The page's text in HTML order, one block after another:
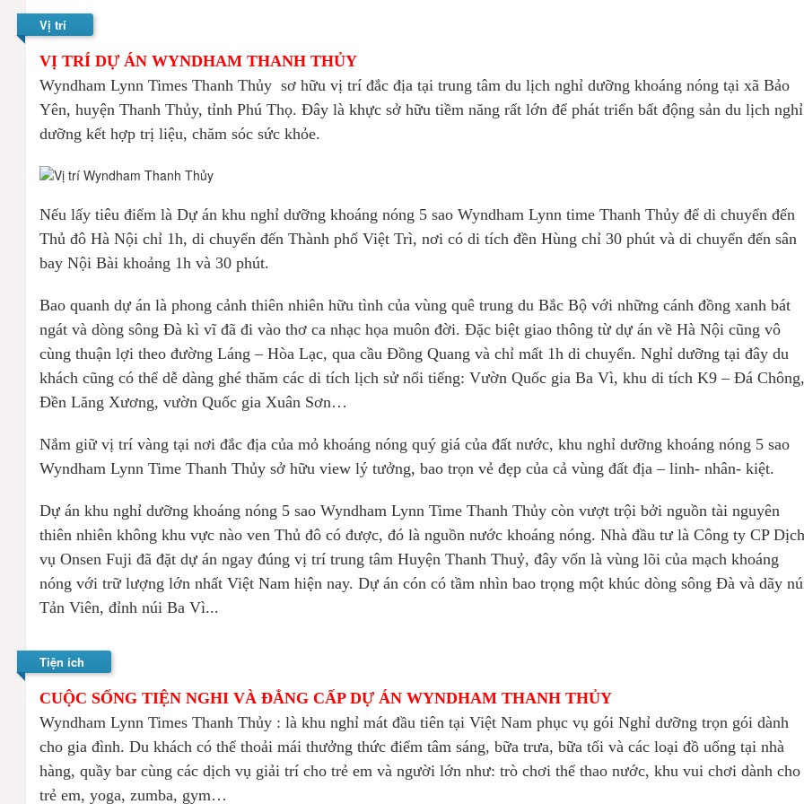
Vị trí
VỊ TRÍ DỰ ÁN WYNDHAM THANH THỦY
Wyndham Lynn Times Thanh Thủy sơ hữu vị trí đắc địa tại trung tâm du lịch nghỉ dưỡng khoáng nóng tại xã Bảo
Yên, huyện Thanh Thủy, tỉnh Phú Thọ. Đây là khực sở hữu tiềm năng rất lớn để phát triển bất động sản du lịch nghỉ
dưỡng kết hợp trị liệu, chăm sóc sức khỏe.
Nếu lấy tiêu điểm là Dự án khu nghỉ dưỡng khoáng nóng 5 sao Wyndham Lynn time Thanh Thủy để di chuyển đến
Thủ đô Hà Nội chỉ 1h, di chuyển đến Thành phố Việt Trì, nơi có di tích đền Hùng chỉ 30 phút và di chuyển đến sân
bay Nội Bài khoảng 1h và 30 phút.
Bao quanh dự án là phong cảnh thiên nhiên hữu tình của vùng quê trung du Bắc Bộ với những cánh đồng xanh bát
ngát và dòng sông Đà kì vĩ đã đi vào thơ ca nhạc họa muôn đời. Đặc biệt giao thông từ dự án về Hà Nội cũng vô
cùng thuận lợi theo đường Láng – Hòa Lạc, qua cầu Đồng Quang và chỉ mất 1h di chuyển. Nghỉ dưỡng tại đây du
khách cũng có thể dễ dàng ghé thăm các di tích lịch sử nổi tiếng: Vườn Quốc gia Ba Vì, khu di tích K9 – Đá
Đền Lăng Xương, vườn Quốc gia Xuân Sơn…
Nắm giữ vị trí vàng tại nơi đắc địa của mỏ khoáng nóng quý giá của đất nước, khu nghỉ dưỡng khoáng nóng 5 sao
Wyndham Lynn Time Thanh Thủy sở hữu view lý tưởng, bao trọn vẻ đẹp của cả vùng đất địa – linh- nhân- kiệt.
Dự án khu nghỉ dưỡng khoáng nóng 5 sao Wyndham Lynn Time Thanh Thủy còn vượt trội bởi nguồn tài nguyên
thiên nhiên không khu vực nào ven Thủ đô có được, đó là nguồn nước khoáng nóng. Nhà đầu tư là Công ty CP
vụ Onsen Fuji đã đặt dự án ngay đúng vị trí trung tâm Huyện Thanh Thuỷ, đây vốn là vùng lõi của mạch khoáng
nóng với trữ lượng lớn nhất Việt Nam hiện nay. Dự án cón có tầm nhìn bao trọng một khúc dòng sông Đà và dãy
Tản Viên, đỉnh núi Ba Vì...
Tiện ích
CUỘC SỐNG TIỆN NGHI VÀ ĐẲNG CẤP DỰ ÁN WYNDHAM THANH THỦY
Wyndham Lynn Times Thanh Thủy : là khu nghỉ mát đầu tiên tại Việt Nam phục vụ gói Nghỉ dưỡng trọn gói dành
cho gia đình. Du khách có thể thoải mái thưởng thức điểm tâm sáng, bữa trưa, bữa tối và các loại đồ uống tại nhà
hàng, quầy bar cùng các dịch vụ giải trí cho trẻ em và người lớn như: trò chơi thể thao nước, khu vui chơi dành cho
trẻ em, yoga, zumba, gym…